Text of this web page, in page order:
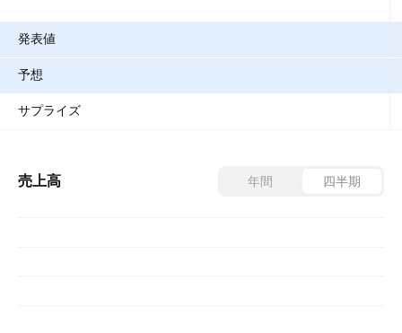
発表値
予想
サプライズ
売上高 年間 四半期